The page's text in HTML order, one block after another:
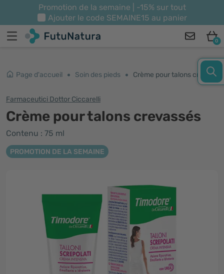
Promotion de la semaine | -15% sur tout
Ajouter le code SEMAINE15 au panier
0
Page d'accueil Soin des pieds Crème pour talons crevassés
Farmaceutici Dottor Ciccarelli
Crème pour talons crevassés
Contenu : 75 ml
PROMOTION DE LA SEMAINE